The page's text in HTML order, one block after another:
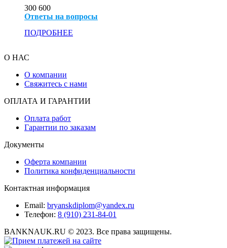
300 600
Ответы на вопросы
ПОДРОБНЕЕ
О НАС
О компании
Свяжитесь с нами
ОПЛАТА И ГАРАНТИИ
Оплата работ
Гарантии по заказам
Документы
Оферта компании
Политика конфиденциальности
Контактная информация
Email: bryanskdiplom@yandex.ru
Телефон: 8 (910) 231-84-01
BANKNAUK.RU © 2023. Все права защищены.